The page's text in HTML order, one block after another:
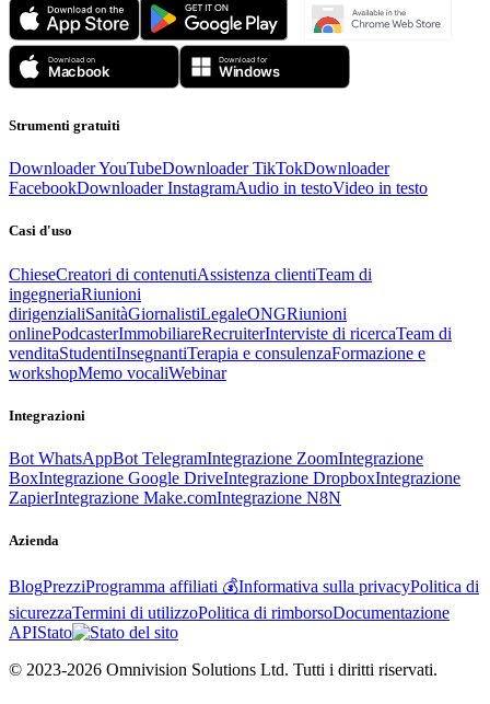
Strumenti gratuiti
Downloader YouTubeDownloader TikTokDownloader
FacebookDownloader InstagramAudio in testoVideo in testo
Casi d'uso
ChieseCreatori di contenutiAssistenza clientiTeam di
ingegneriaRiunioni
dirigenzialiSanitàGiornalistiLegaleONGRiunioni
onlinePodcasterImmobiliareRecruiterInterviste di ricercaTeam di
venditaStudentiInsegnantiTerapia e consulenzaFormazione e
workshopMemo vocaliWebinar
Integrazioni
Bot WhatsAppBot TelegramIntegrazione ZoomIntegrazione
BoxIntegrazione Google DriveIntegrazione DropboxIntegrazione
ZapierIntegrazione Make.comIntegrazione N8N
Azienda
BlogPrezziProgramma affiliati 💰Informativa sulla privacyPolitica di
sicurezzaTermini di utilizzoPolitica di rimborsoDocumentazione
APIStato
© 2023-2026 Omnivision Solutions Ltd. Tutti i diritti riservati.